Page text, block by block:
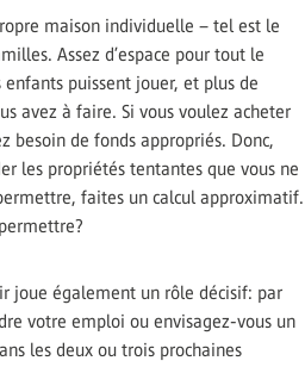
maison individuelle – tel est le
Assez d’espace pour tout le
puissent jouer, et plus de
avez à faire. Si vous voulez acheter
besoin de fonds appropriés. Donc,
les propriétés tentantes que vous ne
faites un calcul approximatif.
joue également un rôle décisif: par
votre emploi ou envisagez-vous un
les deux ou trois prochaines